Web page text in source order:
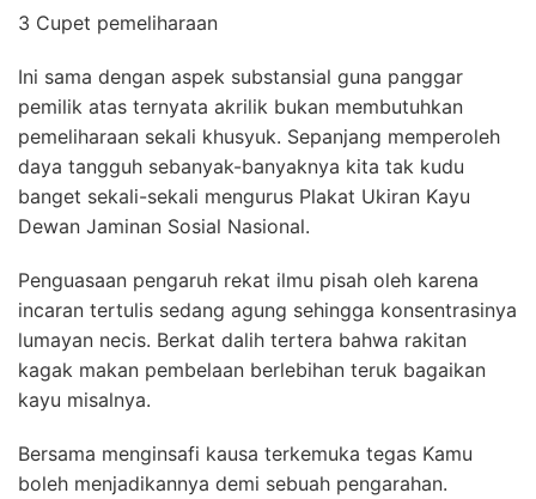
3 Cupet pemeliharaan
Ini sama dengan aspek substansial guna panggar
pemilik atas ternyata akrilik bukan membutuhkan
pemeliharaan sekali khusyuk. Sepanjang memperoleh
daya tangguh sebanyak-banyaknya kita tak kudu
banget sekali-sekali mengurus Plakat Ukiran Kayu
Dewan Jaminan Sosial Nasional.
Penguasaan pengaruh rekat ilmu pisah oleh karena
incaran tertulis sedang agung sehingga konsentrasinya
lumayan necis. Berkat dalih tertera bahwa rakitan
kagak makan pembelaan berlebihan teruk bagaikan
kayu misalnya.
Bersama menginsafi kausa terkemuka tegas Kamu
boleh menjadikannya demi sebuah pengarahan.